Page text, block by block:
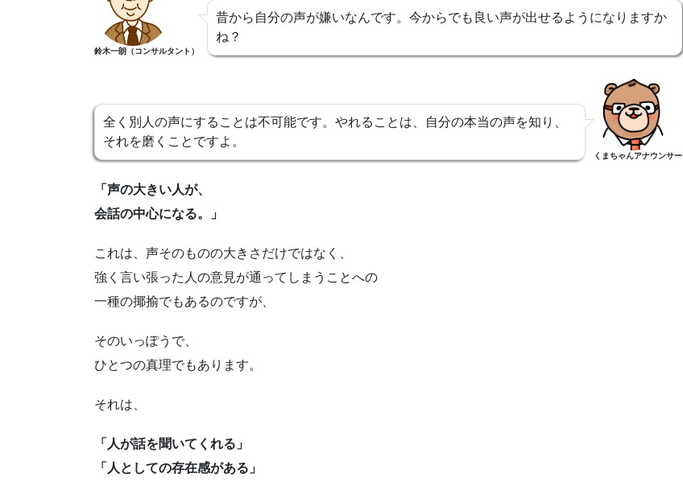
鈴木一朗（コンサルタント）
昔から自分の声が嫌いなんです。今からでも良い声が出せるようになりますか
ね？
全く別人の声にすることは不可能です。やれることは、自分の本当の声を知り、
それを磨くことですよ。
くまちゃんアナウンサー
「声の大きい人が、
会話の中心になる。」
これは、声そのものの大きさだけではなく、
強く言い張った人の意見が通ってしまうことへの
一種の揶揄でもあるのですが、
そのいっぽうで、
ひとつの真理でもあ ります。
それは、
「人が話を聞いてくれる」
「人としての存在感がある」